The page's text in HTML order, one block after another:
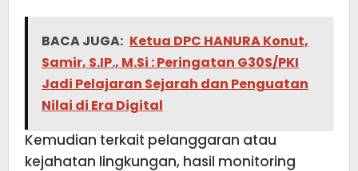
BACA JUGA: Ketua DPC HANURA Konut,
Samir, S.IP., M.Si : Peringatan G30S/PKI
Jadi Pelajaran Sejarah dan Penguatan
Nilai di Era Digital
Kemudian terkait pelanggaran atau
kejahatan lingkungan, hasil monitoring